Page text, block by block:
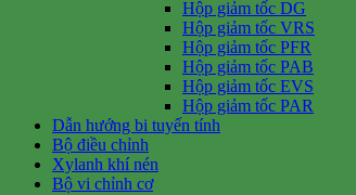
Hộp giảm tốc DG
Hộp giảm tốc VRS
Hộp giảm tốc PFR
Hộp giảm tốc PAB
Hộp giảm tốc EVS
Hộp giảm tốc PAR
Dẫn hướng bi tuyến tính
Bộ điều chỉnh
Xylanh khí nén
Bộ vi chỉnh cơ